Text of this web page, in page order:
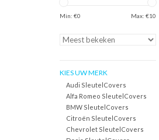
Min: €0 Max: €10
KIES UW MERK
Audi SleutelCovers
Alfa Romeo SleutelCovers
BMW SleutelCovers
Citroën SleutelCovers
Chevrolet SleutelCovers